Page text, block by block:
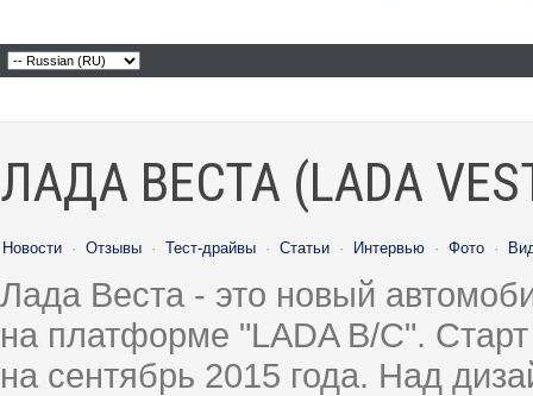
ЛАДА ВЕСТА (LADA
Новости · Отзывы · Тест-драйвы · Статьи · Интервью · Фото ·
Лада Веста - это новый
на платформе "LADA B/C".
на сентябрь 2015 года. Над